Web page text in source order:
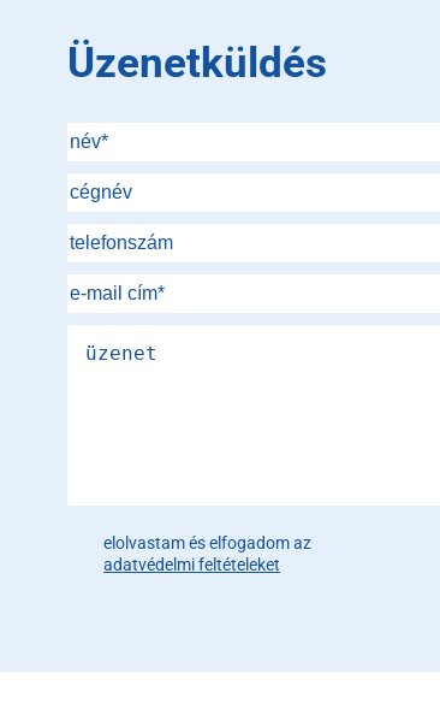
Üzenetküldés
elolvastam és elfogadom az
adatvédelmi feltételeket